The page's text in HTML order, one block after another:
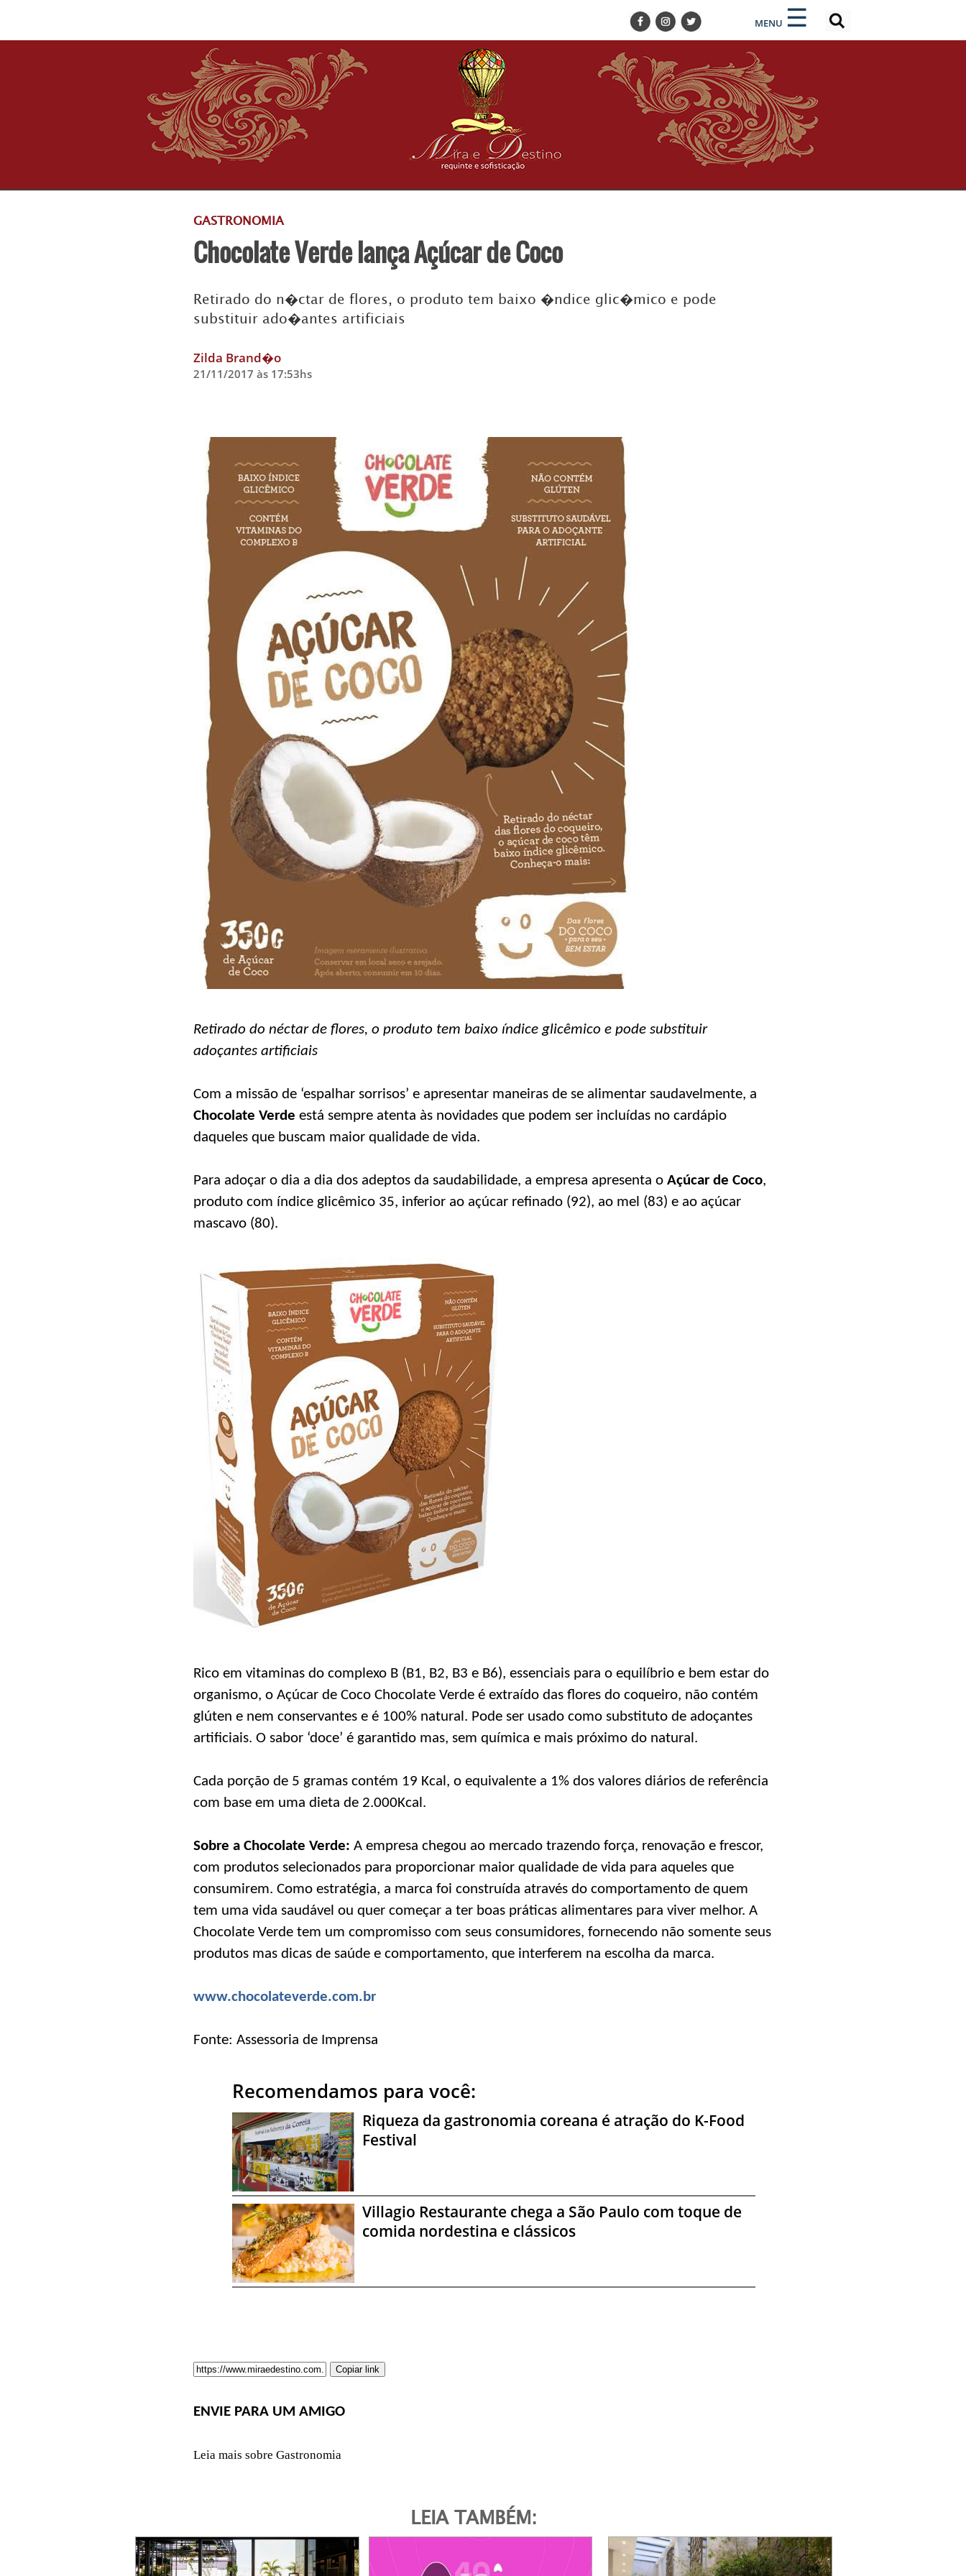
MENU ☰
BELEZA
BUSINESS E NEGÓCIOS
CULTURA
DESTINOS
EVENTOS
GASTRONOMIA
PETS
TURISMO
FALE CONOSCO
GASTRONOMIA
Chocolate Verde lança Açúcar de Coco
Retirado do n�ctar de flores, o produto tem baixo �ndice glic�mico e pode
substituir ado�antes artificiais
Zilda Brand�o
21/11/2017 às 17:53hs
Retirado do néctar de flores, o produto tem baixo índice glicêmico e pode substituir
adoçantes artificiais
Com a missão de ‘espalhar sorrisos’ e apresentar maneiras de se alimentar saudavelmente, a
Chocolate Verde está sempre atenta às novidades que podem ser incluídas no cardápio
daqueles que buscam maior qualidade de vida.
Para adoçar o dia a dia dos adeptos da saudabilidade, a empresa apresenta o Açúcar de Coco,
produto com índice glicêmico 35, inferior ao açúcar refinado (92), ao mel (83) e ao açúcar
mascavo (80).
Rico em vitaminas do complexo B (B1, B2, B3 e B6), essenciais para o equilíbrio e bem estar do
organismo, o Açúcar de Coco Chocolate Verde é extraído das flores do coqueiro, não contém
glúten e nem conservantes e é 100% natural. Pode ser usado como substituto de adoçantes
artificiais. O sabor ‘doce’ é garantido mas, sem química e mais próximo do natural.
Cada porção de 5 gramas contém 19 Kcal, o equivalente a 1% dos valores diários de referência
com base em uma dieta de 2.000Kcal.
Sobre a Chocolate Verde: A empresa chegou ao mercado trazendo força, renovação e frescor,
com produtos selecionados para proporcionar maior qualidade de vida para aqueles que
consumirem. Como estratégia, a marca foi construída através do comportamento de quem
tem uma vida saudável ou quer começar a ter boas práticas alimentares para viver melhor. A
Chocolate Verde tem um compromisso com seus consumidores, fornecendo não somente seus
produtos mas dicas de saúde e comportamento, que interferem na escolha da marca.
www.chocolateverde.com.br
Fonte: Assessoria de Imprensa
Recomendamos para você:
Riqueza da gastronomia coreana é atração do K-Food
Festival
Villagio Restaurante chega a São Paulo com toque de
comida nordestina e clássicos
Copiar link
ENVIE PARA UM AMIGO
Leia mais sobre Gastronomia
LEIA TAMBÉM: